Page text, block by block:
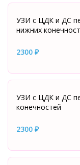
УЗИ с ЦДК и ДС
нижних
2300 ₽
УЗИ с ЦДК и ДС
конечностей
2300 ₽